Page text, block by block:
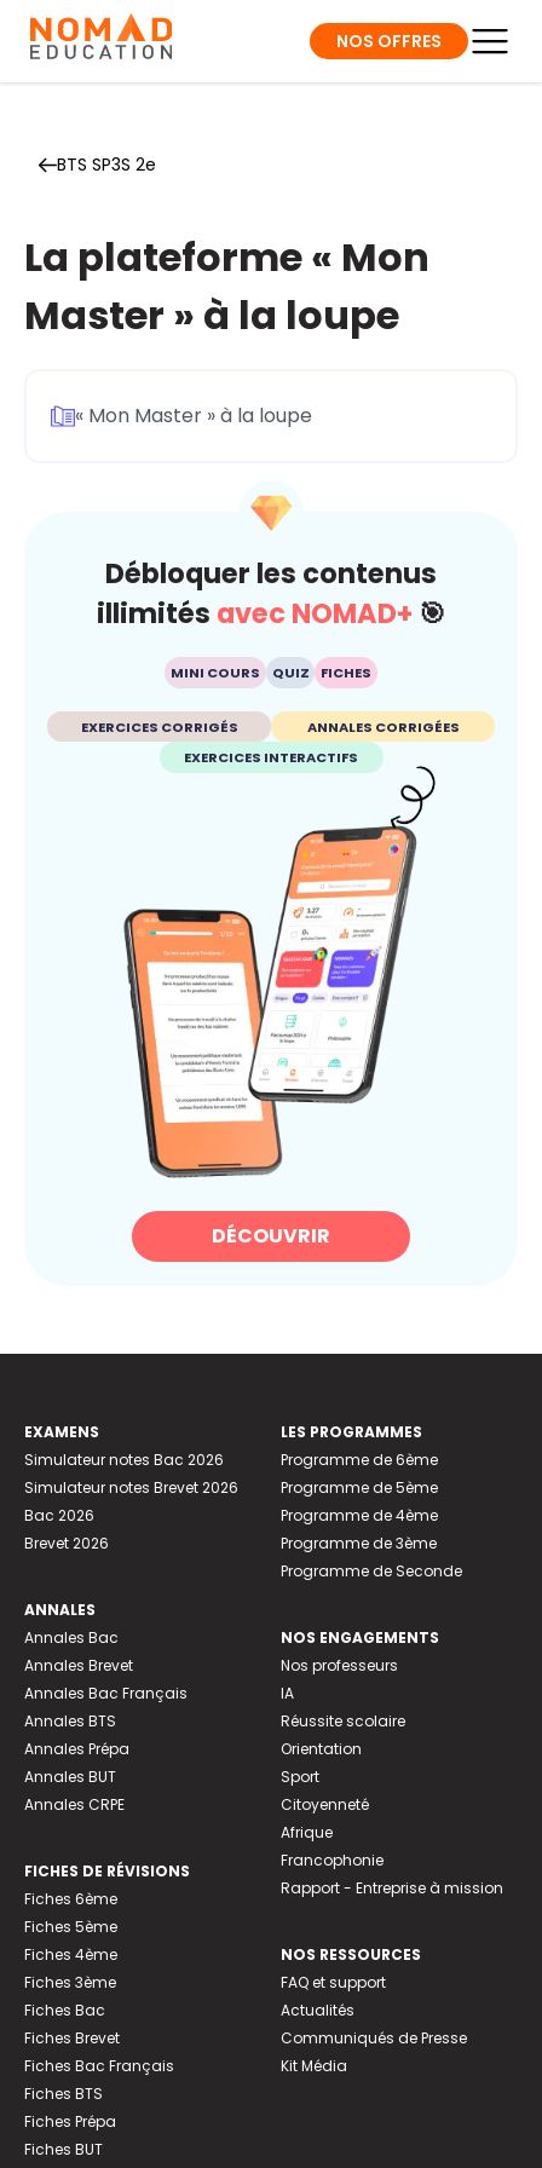
NOS OFFRES
BTS SP3S 2e
La plateforme « Mon
Master » à la loupe
« Mon Master » à la loupe
Débloquer les contenus
illimités avec NOMAD+ 🎯
MINI COURS QUIZ FICHES
EXERCICES CORRIGÉS
ANNALES CORRIGÉES
EXERCICES INTERACTIFS
DÉCOUVRIR
EXAMENS
Simulateur notes Bac 2026
Simulateur notes Brevet 2026
Bac 2026
Brevet 2026
ANNALES
Annales Bac
Annales Brevet
Annales Bac Français
Annales BTS
Annales Prépa
Annales BUT
Annales CRPE
FICHES DE RÉVISIONS
Fiches 6ème
Fiches 5ème
Fiches 4ème
Fiches 3ème
Fiches Bac
Fiches Brevet
Fiches Bac Français
Fiches BTS
Fiches Prépa
Fiches BUT
LES PROGRAMMES
Programme de 6ème
Programme de 5ème
Programme de 4ème
Programme de 3ème
Programme de Seconde
NOS ENGAGEMENTS
Nos professeurs
IA
Réussite scolaire
Orientation
Sport
Citoyenneté
Afrique
Francophonie
Rapport - Entreprise à mission
NOS RESSOURCES
FAQ et support
Actualités
Communiqués de Presse
Kit Média